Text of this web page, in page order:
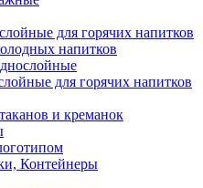
для горячих напитков
напитков
для горячих напитков
и креманок
Контейнеры